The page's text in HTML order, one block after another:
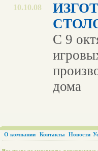
10.10.08
С 9
дома
О компании Контакты Новости